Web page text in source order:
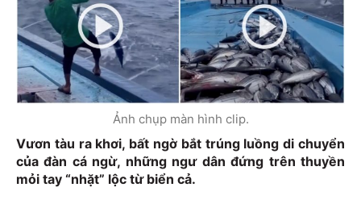
Ảnh chụp màn hình clip.
Vươn tàu ra khơi, bất ngờ bắt trúng luồng di chuyển
của đàn cá ngừ, những ngư dân đứng trên thuyền
mỏi tay “nhặt” lộc từ biển cả.